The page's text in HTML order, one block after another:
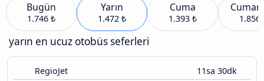
Bugün
1.746 ₺
Yarın
1.472 ₺
Cuma
1.393 ₺ 1.856
yarın en ucuz otobüs seferleri
RegioJet 11sa 30dk